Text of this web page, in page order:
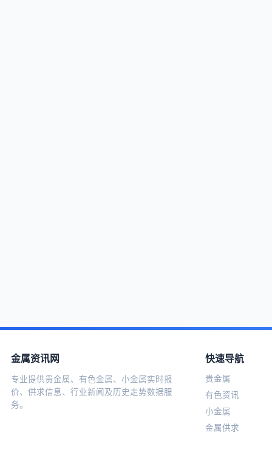
金属资讯网
专业提供贵金属、有色金属、小金属实时报
价、供求信息、行业新闻及历史走势数据服
务。
快速导航
贵金属
有色资讯
小金属
金属供求